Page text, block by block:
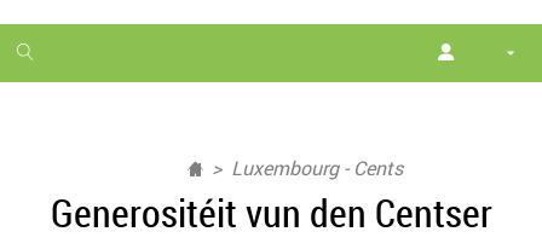
1
month
Luxembourg - Cents
Generositéit vun den Centser